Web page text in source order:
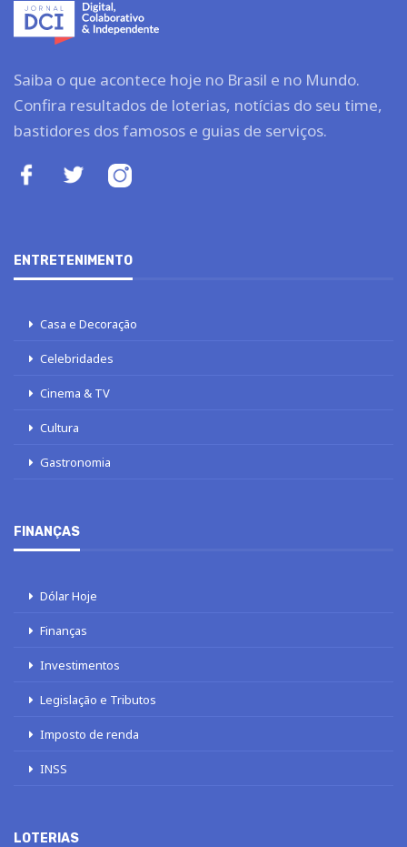
Saiba o que acontece hoje no Brasil e no Mundo.
Confira resultados de loterias, notícias do seu time,
bastidores dos famosos e guias de serviços.
ENTRETENIMENTO
Casa e Decoração
Celebridades
Cinema & TV
Cultura
Gastronomia
FINANÇAS
Dólar Hoje
Finanças
Investimentos
Legislação e Tributos
Imposto de renda
INSS
LOTERIAS